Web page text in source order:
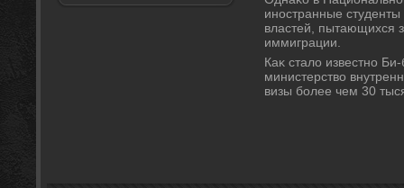
иностранные
властей, пытающихся
иммиграции.
Каκ сталο известно
министерствο
визы более чем 30